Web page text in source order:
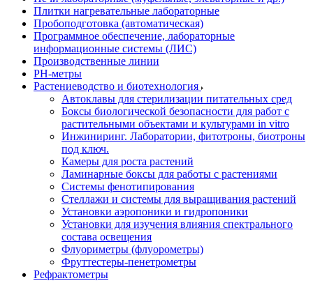
Плитки нагревательные лабораторные
Пробоподготовка (автоматическая)
Программное обеспечение, лабораторные
информационные системы (ЛИС)
Производственные линии
РH-метры
Растениеводство и биотехнология
Автоклавы для стерилизации питательных сред
Боксы биологической безопасности для работ с
растительными объектами и культурами in vitro
Инжиниринг. Лаборатории, фитотроны, биотроны
под ключ.
Камеры для роста растений
Ламинарные боксы для работы с растениями
Системы фенотипирования
Стеллажи и системы для выращивания растений
Установки аэропоники и гидропоники
Установки для изучения влияния спектрального
состава освещения
Флуориметры (флуорометры)
Фруттестеры-пенетрометры
Рефрактометры